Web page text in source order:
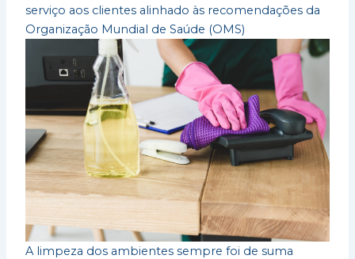
serviço aos clientes alinhado às recomendações da
Organização Mundial de Saúde (OMS)
A limpeza dos ambientes sempre foi de suma